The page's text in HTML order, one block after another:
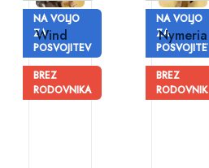
NA VOLJO
ZA
POSVOJITEV
BREZ
RODOVNIKA
Wind
NA VOLJO
ZA
POSVOJITEV
BREZ
RODOVNIKA
Nymeria